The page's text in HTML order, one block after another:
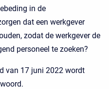
in de
dat een werkgever
zodat de werkgever de
personeel te zoeken?
van 17 juni 2022 wordt